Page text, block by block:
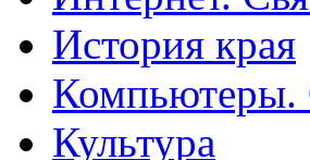
История края
Компьютеры.
Культура